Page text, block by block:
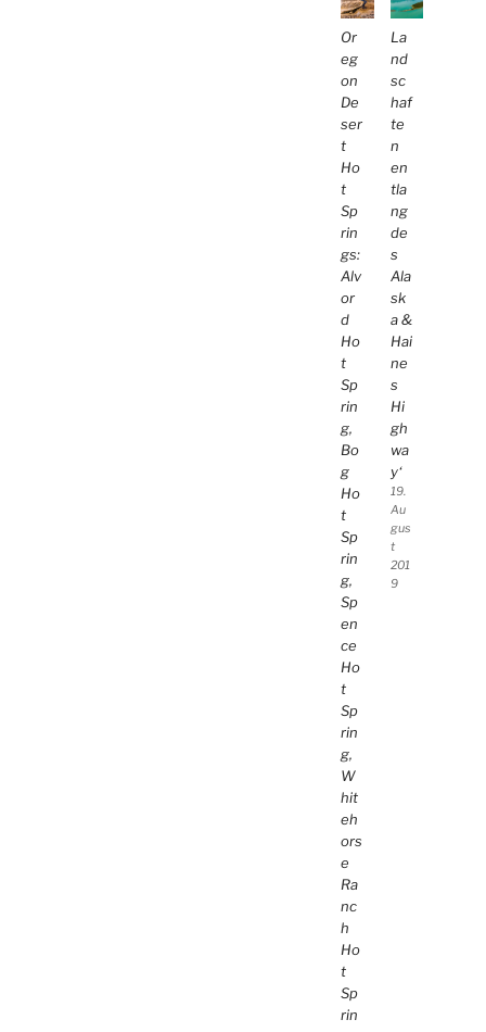
Or
eg
on
De
ser
t
Ho
t
Sp
rin
gs:
Alv
or
d
Ho
t
Sp
rin
g,
Bo
g
Ho
t
Sp
rin
g,
Sp
en
ce
Ho
t
Sp
rin
g,
W
hit
eh
ors
e
Ra
nc
h
Ho
t
Sp
rin
La
nd
sc
haf
te
n
en
tla
ng
de
s
Ala
sk
a &
Hai
ne
s
Hi
gh
wa
y‘
19.
Au
gus
t
201
9